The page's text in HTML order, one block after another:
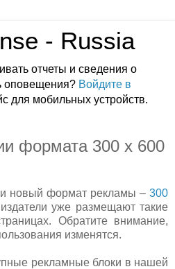
- Russia
отчеты и сведения о
оповещения? Войдите в
для мобильных устройств.
формата 300 x 600
новый формат рекламы – 300
уже размещают такие
Обратите внимание,
изменятся.
рекламные блоки в нашей